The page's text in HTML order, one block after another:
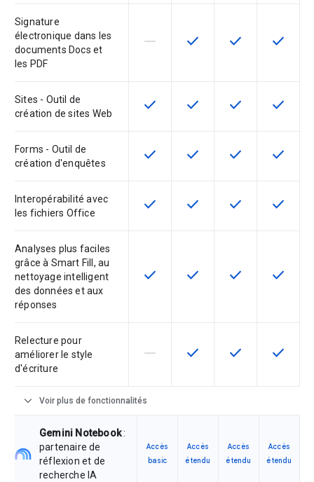
Signature
électronique dans les
documents Docs et
les PDF
Cette fonctionnalité n'est pas
horizontal_rule Cette fonctionnalité est
check Cette
check Cette
check
Sites - Outil de
création de sites Web
Cette fonctionnalité est disponible
check Cette fonctionnalité est
check Cette
check Cette
check
Forms - Outil de
création d'enquêtes
Cette fonctionnalité est disponible
check Cette fonctionnalité est
check Cette
check Cette
check
Interopérabilité avec
les fichiers Office
Cette fonctionnalité est disponible
check Cette fonctionnalité est
check Cette
check Cette
check
Analyses plus faciles
grâce à Smart Fill, au
nettoyage intelligent
des données et aux
réponses
Cette fonctionnalité est disponible
check Cette fonctionnalité est
check Cette
check Cette
check
Relecture pour
améliorer le style
d'écriture
Cette fonctionnalité n'est pas
horizontal_rule Cette fonctionnalité est
check Cette
check Cette
check
expand_more Voir plus de fonctionnalités
Gemini Notebook:
partenaire de
réflexion et de
recherche IA
Accès
basic
Accès
étendu
Accès
étendu
Accès
étendu